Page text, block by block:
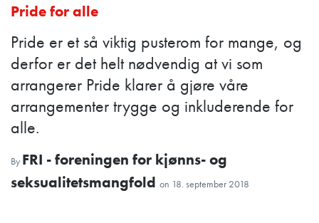
Pride for alle
Pride er et så viktig pusterom for mange, og
derfor er det helt nødvendig at vi som
arrangerer Pride klarer å gjøre våre
arrangementer trygge og inkluderende for
alle.
By FRI - foreningen for kjønns- og
seksualitetsmangfold on 18. september 2018